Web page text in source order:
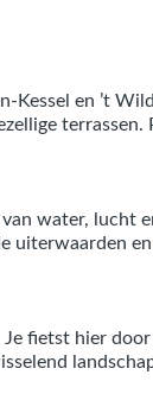
Kessel en ’t
water, lucht
uiterwaarden
fietst hier